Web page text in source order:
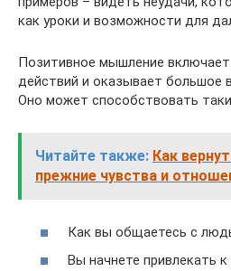
как уроки и возможности для
Позитивное мышление
действий и оказывает большое
Оно может способствовать
Читайте также: Как
прежние чувства и
Как вы общаетесь с
Вы начнете привлекать